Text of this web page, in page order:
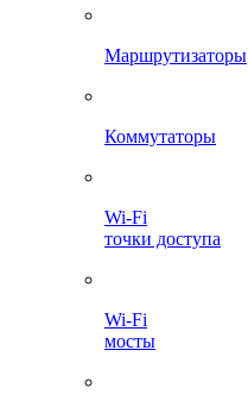
Маршрутизаторы
Коммутаторы
Wi-Fi
точки доступа
Wi-Fi
мосты